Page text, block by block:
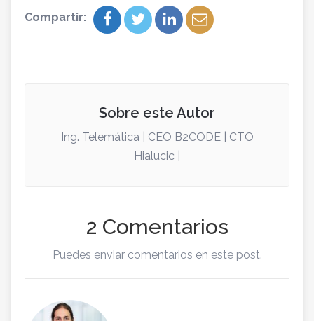
Compartir:
Sobre este Autor
Ing. Telemática | CEO B2CODE | CTO
Hialucic |
2 Comentarios
Puedes enviar comentarios en este post.